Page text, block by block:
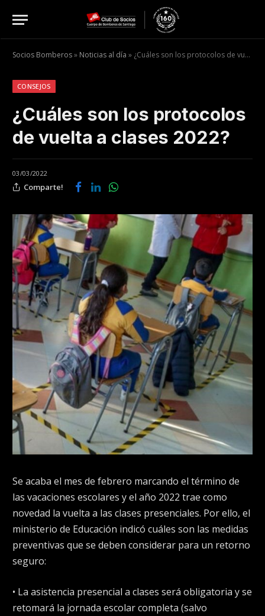
Socios Bomberos» Noticias al día » ¿Cuáles son los protocolos de vuelta a clases 2022?
CONSEJOS
¿Cuáles son los protocolos
de vuelta a clases 2022?
03/03/2022
Comparte!
Se acaba el mes de febrero marcando el término de
las vacaciones escolares y el año 2022 trae como
novedad la vuelta a las clases presenciales. Por ello, el
ministerio de Educación indicó cuáles son las medidas
preventivas que se deben considerar para un retorno
seguro:
• La asistencia presencial a clases será obligatoria y se
retomará la jornada escolar completa (salvo